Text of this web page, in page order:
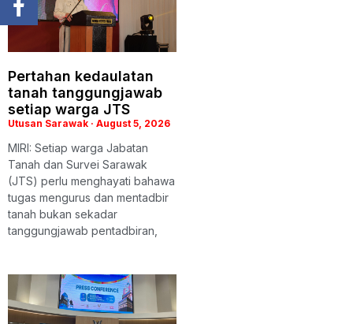
Pertahan kedaulatan
tanah tanggungjawab
setiap warga JTS
Utusan Sarawak August 5, 2026
MIRI: Setiap warga Jabatan
Tanah dan Survei Sarawak
(JTS) perlu menghayati bahawa
tugas mengurus dan mentadbir
tanah bukan sekadar
tanggungjawab pentadbiran,